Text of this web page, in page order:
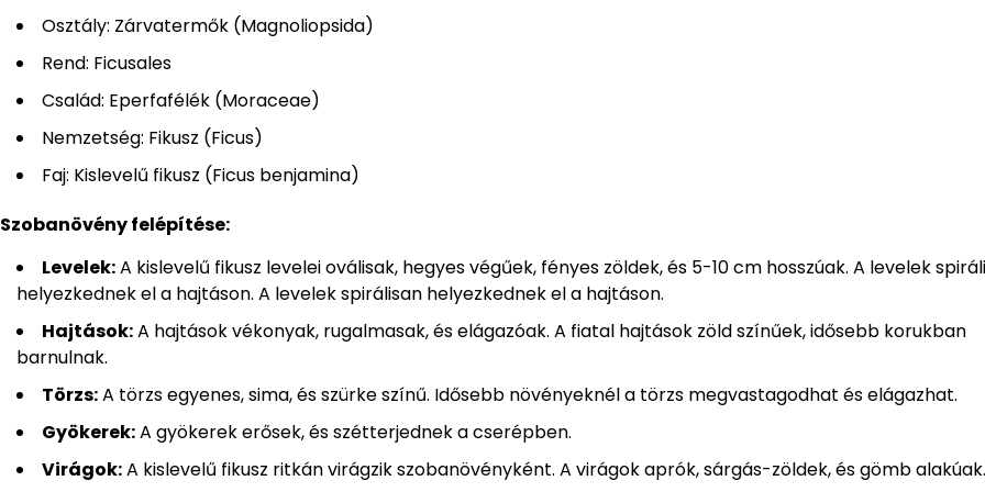
Osztály: Zárvatermők (Magnoliopsida)
Rend: Ficusales
Család: Eperfafélék (Moraceae)
Nemzetség: Fikusz (Ficus)
Faj: Kislevelű fikusz (Ficus benjamina)
Szobanövény felépítése:
Levelek:A kislevelű fikusz levelei oválisak, hegyes végűek, fényes zöldek, és 5-10 cm hosszúak. A levelek
helyezkednek el a hajtáson. A levelek spirálisan helyezkednek el a hajtáson.
Hajtások:A hajtások vékonyak, rugalmasak, és elágazóak. A fiatal hajtások zöld színűek, idősebb korukban
barnulnak.
Törzs:A törzs egyenes, sima, és szürke színű. Idősebb növényeknél a törzs megvastagodhat és elágazhat.
Gyökerek:A gyökerek erősek, és szétterjednek a cserépben.
Virágok:A kislevelű fikusz ritkán virágzik szobanövényként. A virágok aprók, sárgás-zöldek, és gömb alakúak.